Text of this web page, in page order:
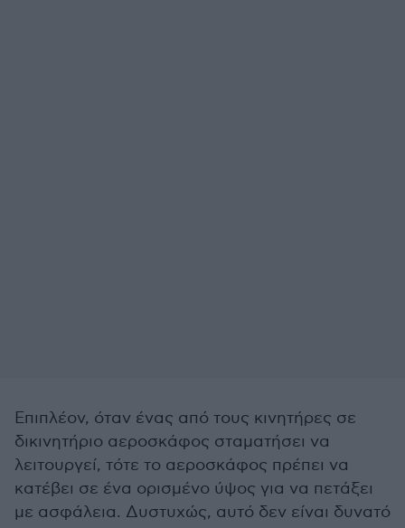
Επιπλέον, όταν ένας από τους κινητήρες σε
δικινητήριο αεροσκάφος σταματήσει να
λειτουργεί, τότε το αεροσκάφος πρέπει να
κατέβει σε ένα ορισμένο ύψος για να πετάξει
με ασφάλεια. Δυστυχώς, αυτό δεν είναι δυνατό